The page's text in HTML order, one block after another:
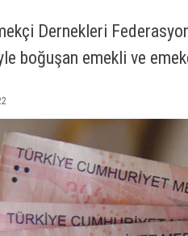
Dernekleri
boğuşan emekli ve